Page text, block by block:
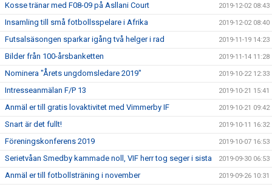
Kosse tränar med F08-09 på Asllani Court 2019-12-02 08:43
Insamling till små fotbollsspelare i Afrika 2019-12-02 08:40
Futsalsäsongen sparkar igång två helger i rad 2019-11-19 14:23
Bilder från 100-årsbanketten 2019-11-14 11:28
Nominera "Årets ungdomsledare 2019" 2019-10-22 12:33
Intresseanmälan F/P 13 2019-10-21 15:41
Anmäl er till gratis lovaktivitet med Vimmerby IF 2019-10-21 09:42
Snart är det fullt! 2019-10-11 16:32
Föreningskonferens 2019 2019-10-07 16:53
Serietvåan Smedby kammade noll, VIF herr tog seger i sista 2019-09-30 06:53
Anmäl er till fotbollsträning i november 2019-09-26 10:31